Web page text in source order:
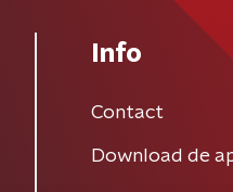
Info
Contact
Download de